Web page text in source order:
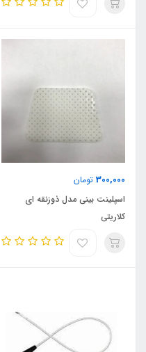
300,000 تومان
اسپلینت بینی مدل ذوزنقه ای
کلاریتی